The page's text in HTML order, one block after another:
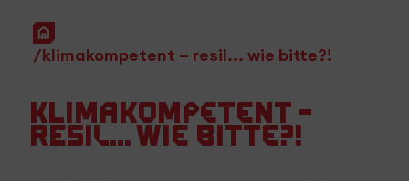
Startseite
klimakompetent – resil... wie bitte?!
klimakompetent –
resil... wie bitte?!